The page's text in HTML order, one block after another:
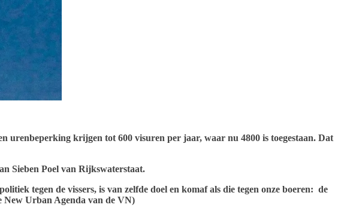
urenbeperking krijgen tot 600 visuren per jaar, waar nu 4800 is toegestaan. Dat
Sieben Poel van Rijkswaterstaat.
tegen de vissers, is van zelfde doel en komaf als die tegen onze boeren: de
New Urban Agenda van de VN)